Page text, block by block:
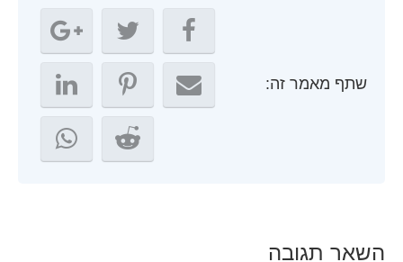
שתף מאמר זה:
השאר תגובה